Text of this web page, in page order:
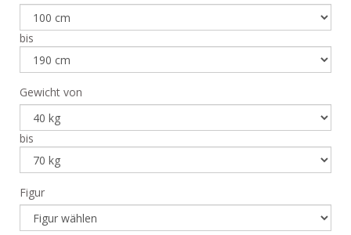
bis
Gewicht von
bis
Figur